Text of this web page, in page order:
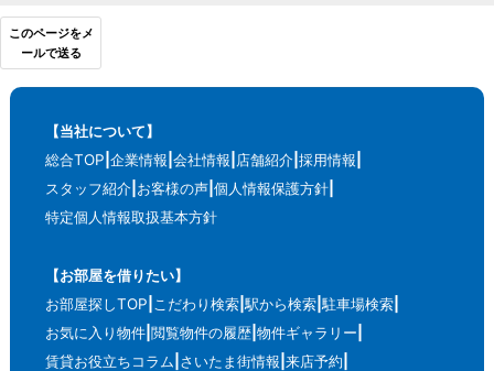
このページをメ
ールで送る
【当社について】
総合TOP 企業情報 会社情報 店舗紹介 採用情報
スタッフ紹介 お客様の声 個人情報保護方針
特定個人情報取扱基本方針
【お部屋を借りたい】
お部屋探しTOP こだわり検索 駅から検索 駐車場検索
お気に入り物件 閲覧物件の履歴 物件ギャラリー
賃貸お役立ちコラム さいたま街情報 来店予約